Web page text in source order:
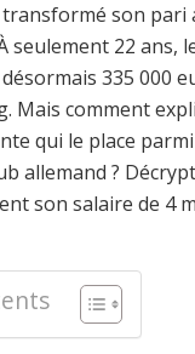
son pari
seulement 22 ans,
335 000
Mais comment
qui le place
allemand ?
son salaire de 4